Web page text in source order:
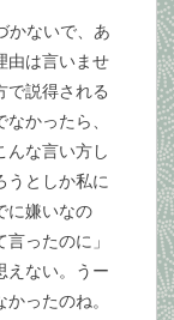
かないで、あ
由は言いませ
で説得される
かったら、
んな言い方し
うとしか私に
に嫌いなの
ったのに」
えない。うー
ったのね。